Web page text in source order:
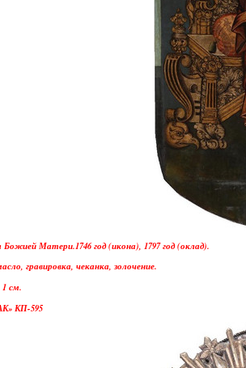
Матери.1746 год (икона), 1797 год (оклад).
гравировка, чеканка, золочение.
см.
КП-595